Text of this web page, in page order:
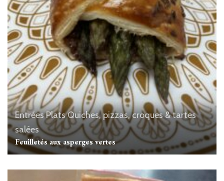
EntréesPlatsQuiches, pizzas, croques & tartes
salées
Feuilletés aux asperges vertes